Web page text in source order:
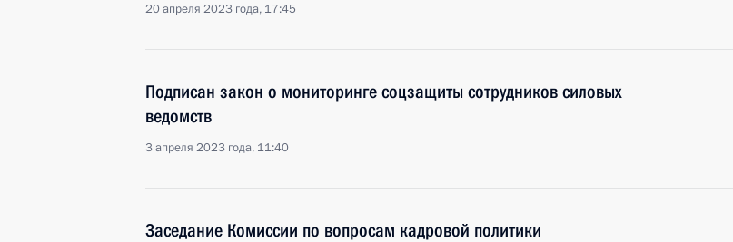
20 апреля 2023 года, 17:45
Подписан закон о мониторинге соцзащиты сотрудников силовых
ведомств
3 апреля 2023 года, 11:40
Заседание Комиссии по вопросам кадровой политики